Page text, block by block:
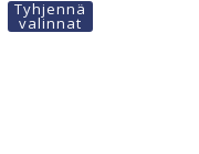
Tyhjennä
valinnat